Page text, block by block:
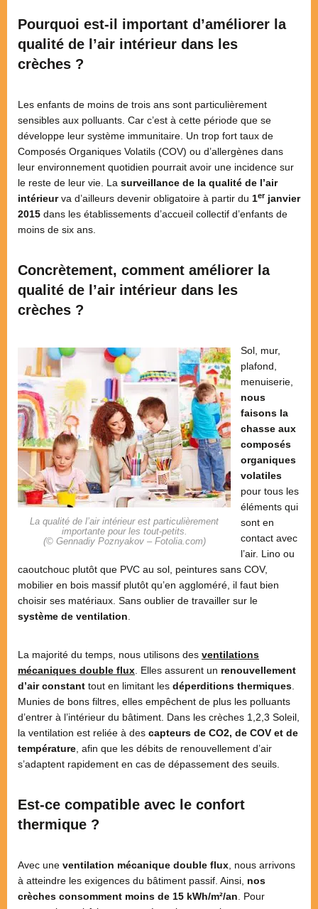
Pourquoi est-il important d’améliorer la
qualité de l’air intérieur dans les
crèches ?
Les enfants de moins de trois ans sont particulièrement
sensibles aux polluants. Car c’est à cette période que se
développe leur système immunitaire. Un trop fort taux de
Composés Organiques Volatils (COV) ou d’allergènes dans
leur environnement quotidien pourrait avoir une incidence sur
le reste de leur vie. La surveillance de la qualité de l’air
intérieurva d’ailleurs devenir obligatoire à partir du 1erjanvier
2015 dans les établissements d’accueil collectif d’enfants de
moins de six ans.
Concrètement, comment améliorer la
qualité de l’air intérieur dans les
crèches ?
La qualité de l’air intérieur est particulièrement
importante pour les tout-petits.
(© Gennadiy Poznyakov – Fotolia.com)
Sol, mur,
plafond,
menuiserie,
nous
faisons la
chasse aux
composés
organiques
volatiles
pour tous les
éléments qui
sont en
contact avec
l’air. Lino ou
caoutchouc plutôt que PVC au sol, peintures sans COV,
mobilier en bois massif plutôt qu’en aggloméré, il faut bien
choisir ses matériaux. Sans oublier de travailler sur le
système de ventilation.
La majorité du temps, nous utilisons des ventilations
mécaniques double flux. Elles assurent un renouvellement
d’air constant tout en limitant les déperditions thermiques.
Munies de bons filtres, elles empêchent de plus les polluants
d’entrer à l’intérieur du bâtiment. Dans les crèches 1,2,3 Soleil,
la ventilation est reliée à des capteurs de CO2, de COV et de
température, afin que les débits de renouvellement d’air
s’adaptent rapidement en cas de dépassement des seuils.
Est-ce compatible avec le confort
thermique ?
Avec une ventilation mécanique double flux, nous arrivons
à atteindre les exigences du bâtiment passif. Ainsi, nos
crèches consomment moins de 15 kWh/m²/an. Pour